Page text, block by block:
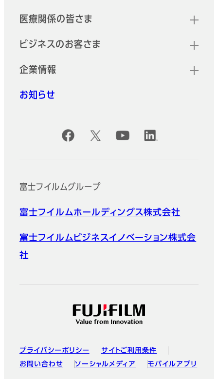
医療関係の皆さま
ビジネスのお客さま
企業情報
お知らせ
公式SNSアカウント
富士フイルムグループ
富士フイルムホールディングス株式会社
富士フイルムビジネスイノベーション株式会
社
プライバシーポリシー
サイトご利用条件
お問い合わせ
ソーシャルメディア モバイルアプリ